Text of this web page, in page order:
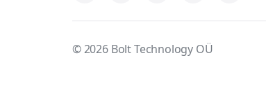
© 2026 Bolt Technology OÜ